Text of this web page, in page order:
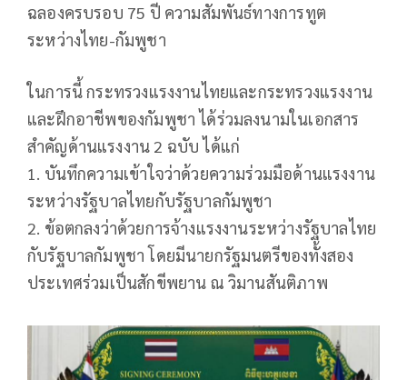
ฉลองครบรอบ 75 ปี ความสัมพันธ์ทางการทูต
ระหว่างไทย-กัมพูชา
ในการนี้ กระทรวงแรงงานไทยและกระทรวงแรงงาน
และฝึกอาชีพของกัมพูชา ได้ร่วมลงนามในเอกสาร
สำคัญด้านแรงงาน 2 ฉบับ ได้แก่
1. บันทึกความเข้าใจว่าด้วยความร่วมมือด้านแรงงาน
ระหว่างรัฐบาลไทยกับรัฐบาลกัมพูชา
2. ข้อตกลงว่าด้วยการจ้างแรงงานระหว่างรัฐบาลไทย
กับรัฐบาลกัมพูชา โดยมีนายกรัฐมนตรีของทั้งสอง
ประเทศร่วมเป็นสักขีพยาน ณ วิมานสันติภาพ